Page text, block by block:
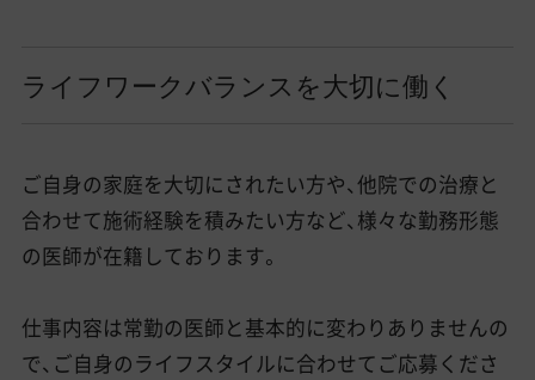
ライフワークバランスを大切に働く
ご自身の家庭を大切にされたい方や、他院での治療と
合わせて施術経験を積みたい方など、様々な勤務形態
の医師が在籍しております。
仕事内容は常勤の医師と基本的に変わりありませんの
で、ご自身のライフスタイルに合わせてご応募くださ